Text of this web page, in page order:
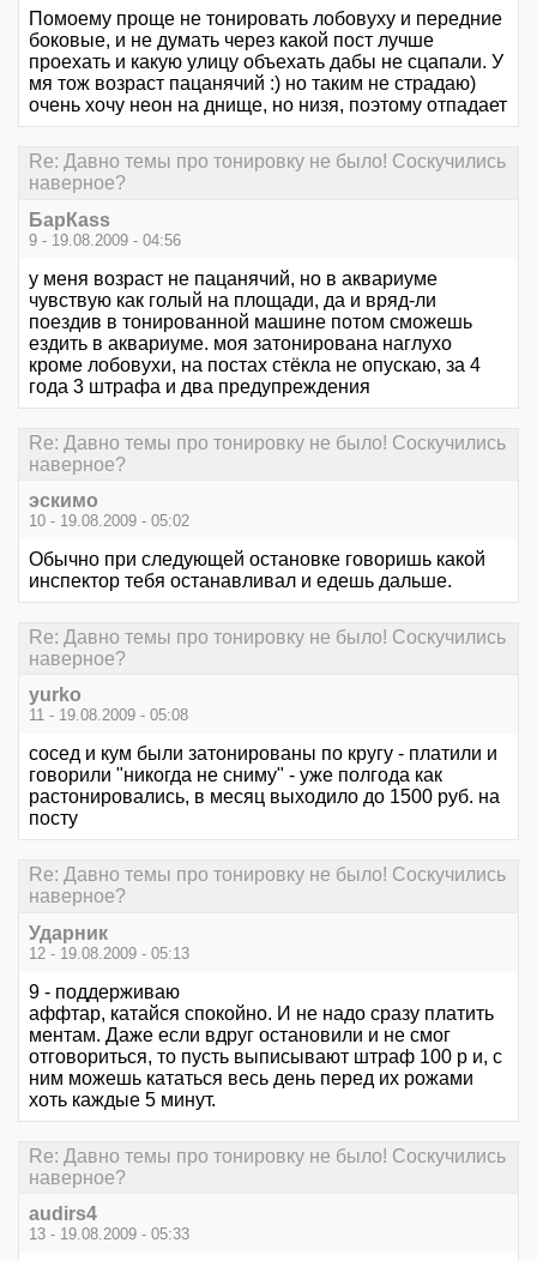
Помоему проще не тонировать лобовуху и передние
боковые, и не думать через какой пост лучше
проехать и какую улицу объехать дабы не сцапали. У
мя тож возраст пацанячий :) но таким не страдаю)
очень хочу неон на днище, но низя, поэтому отпадает
Re: Давно темы про тонировку не было! Соскучились
наверное?
БарКаss
9 - 19.08.2009 - 04:56
у меня возраст не пацанячий, но в аквариуме
чувствую как голый на площади, да и вряд-ли
поездив в тонированной машине потом сможешь
ездить в аквариуме. моя затонирована наглухо
кроме лобовухи, на постах стёкла не опускаю, за 4
года 3 штрафа и два предупреждения
Re: Давно темы про тонировку не было! Соскучились
наверное?
эскимо
10 - 19.08.2009 - 05:02
Обычно при следующей остановке говоришь какой
инспектор тебя останавливал и едешь дальше.
Re: Давно темы про тонировку не было! Соскучились
наверное?
yurko
11 - 19.08.2009 - 05:08
сосед и кум были затонированы по кругу - платили и
говорили "никогда не сниму" - уже полгода как
растонировались, в месяц выходило до 1500 руб. на
посту
Re: Давно темы про тонировку не было! Соскучились
наверное?
Ударник
12 - 19.08.2009 - 05:13
9 - поддерживаю
аффтар, катайся спокойно. И не надо сразу платить
ментам. Даже если вдруг остановили и не смог
отговориться, то пусть выписывают штраф 100 р и, с
ним можешь кататься весь день перед их рожами
хоть каждые 5 минут.
Re: Давно темы про тонировку не было! Соскучились
наверное?
audirs4
13 - 19.08.2009 - 05:33